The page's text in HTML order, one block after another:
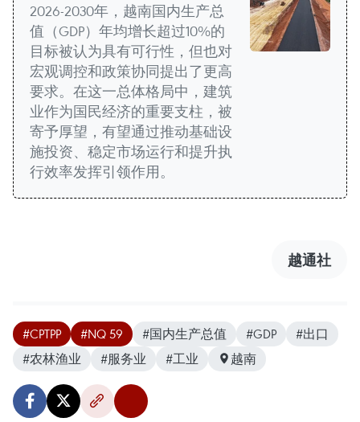
2026-2030年，越南国内生产总
值（GDP）年均增长超过10%的
目标被认为具有可行性，但也对
宏观调控和政策协同提出了更高
要求。在这一总体格局中，建筑
业作为国民经济的重要支柱，被
寄予厚望，有望通过推动基础设
施投资、稳定市场运行和提升执
行效率发挥引领作用。
越通社
#CPTPP #NQ 59 #国内生产总值 #GDP
#出口
#农林渔业
#服务业 #工业 越南